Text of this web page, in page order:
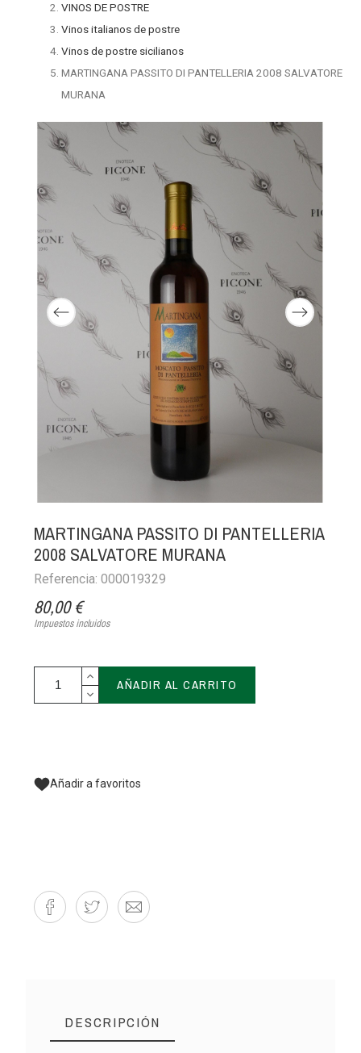
VINOS DE POSTRE
Vinos italianos de postre
Vinos de postre sicilianos
MARTINGANA PASSITO DI PANTELLERIA 2008 SALVATORE
MURANA
MARTINGANA PASSITO DI PANTELLERIA
2008 SALVATORE MURANA
Referencia: 000019329
80,00 €
Impuestos incluidos
AÑADIR AL CARRITO
Añadir a favoritos
DESCRIPCIÓN